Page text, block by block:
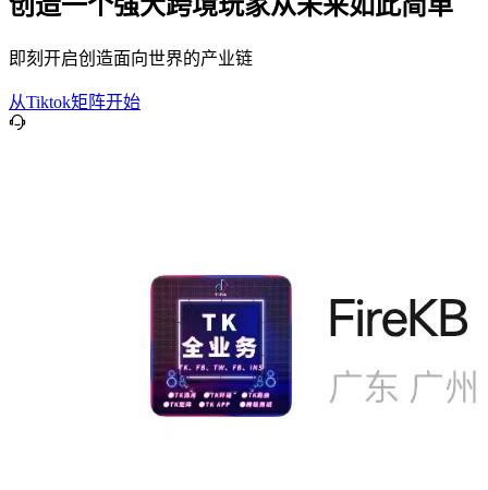
即刻开启创造面向世界的产业链
从Tiktok矩阵开始